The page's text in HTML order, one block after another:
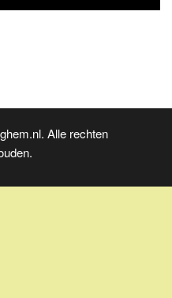
Alle rechten